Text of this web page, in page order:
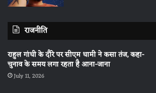
राजनीति
राहुल गांधी के दौरे पर सीएम धामी ने कसा तंज, कहा-
चुनाव के समय लगा रहता है आना-जाना
July 11, 2026